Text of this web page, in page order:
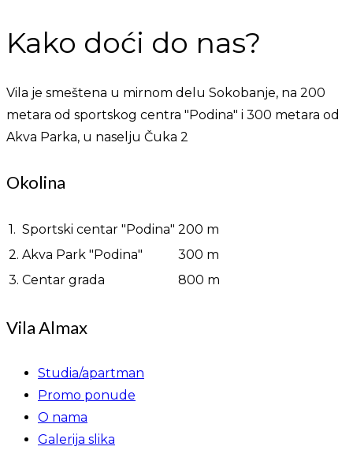
Kako doći do nas?
Vila je smeštena u mirnom delu Sokobanje, na 200
metara od sportskog centra "Podina" i 300 metara od
Akva Parka, u naselju Čuka 2
Okolina
1. Sportski centar "Podina" 200 m
2. Akva Park "Podina"
300 m
3. Centar grada 800 m
Vila Almax
Studia/apartman
Promo ponude
O nama
Galerija slika